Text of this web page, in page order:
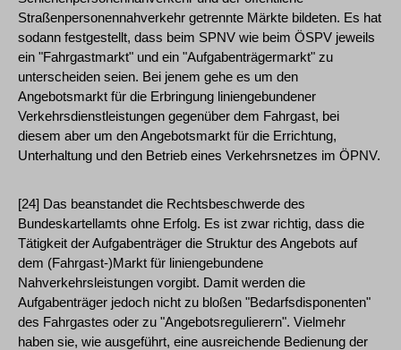
Straßenpersonennahverkehr getrennte Märkte bildeten. Es hat
sodann festgestellt, dass beim SPNV wie beim ÖSPV jeweils
ein "Fahrgastmarkt" und ein "Aufgabenträgermarkt" zu
unterscheiden seien. Bei jenem gehe es um den
Angebotsmarkt für die Erbringung liniengebundener
Verkehrsdienstleistungen gegenüber dem Fahrgast, bei
diesem aber um den Angebotsmarkt für die Errichtung,
Unterhaltung und den Betrieb eines Verkehrsnetzes im ÖPNV.
[24] Das beanstandet die Rechtsbeschwerde des
Bundeskartellamts ohne Erfolg. Es ist zwar richtig, dass die
Tätigkeit der Aufgabenträger die Struktur des Angebots auf
dem (Fahrgast-)Markt für liniengebundene
Nahverkehrsleistungen vorgibt. Damit werden die
Aufgabenträger jedoch nicht zu bloßen "Bedarfsdisponenten"
des Fahrgastes oder zu "Angebotsregulierern". Vielmehr
haben sie, wie ausgeführt, eine ausreichende Bedienung der